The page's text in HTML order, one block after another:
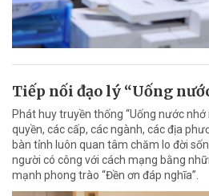
Tiếp nối đạo lý “Uống
Phát huy truyền thống “Uống nước nhớ
quyền, các cấp, các ngành, các địa
bàn tỉnh luôn quan tâm chăm lo đời
người có công với cách mạng bằng
mạnh phong trào “Đền ơn đáp nghĩa”.